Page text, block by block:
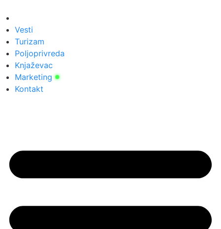
на
садржај
Vesti
Turizam
Poljoprivreda
Knjaževac
Marketing
Kontakt